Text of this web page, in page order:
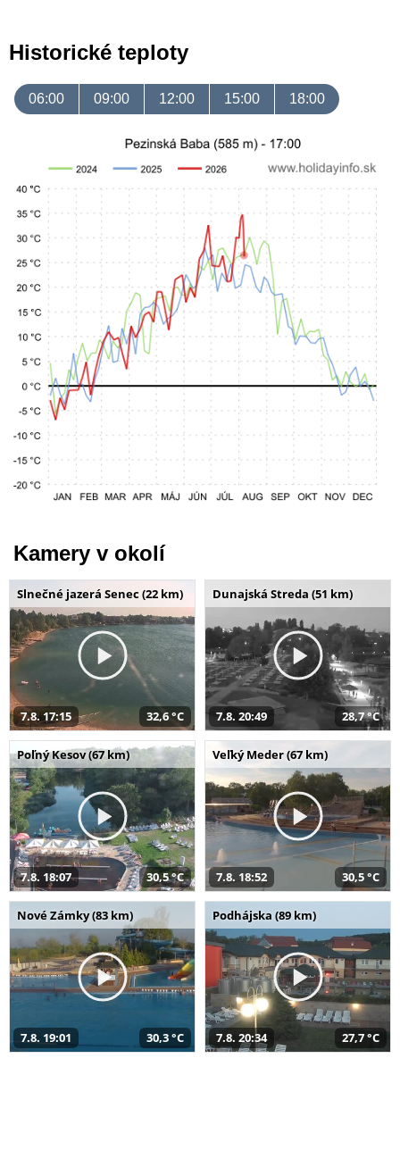
Historické teploty
06:00 09:00 12:00 15:00 18:00
Kamery v okolí
Slnečné jazerá Senec (22 km)
7.8. 17:15 32,6 °C
Dunajská Streda (51 km)
7.8. 20:49 28,7 °C
Poľný Kesov (67 km)
7.8. 18:07 30,5 °C
Veľký Meder (67 km)
7.8. 18:52 30,5 °C
Nové Zámky (83 km)
7.8. 19:01 30,3 °C
Podhájska (89 km)
7.8. 20:34 27,7 °C